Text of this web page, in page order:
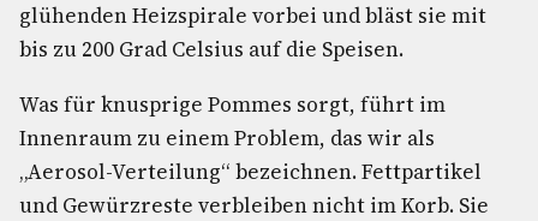
glühenden Heizspirale vorbei und bläst sie mit
bis zu 200 Grad Celsius auf die Speisen.
Was für knusprige Pommes sorgt, führt im
Innenraum zu einem Problem, das wir als
„Aerosol-Verteilung“ bezeichnen. Fettpartikel
und Gewürzreste verbleiben nicht im Korb. Sie